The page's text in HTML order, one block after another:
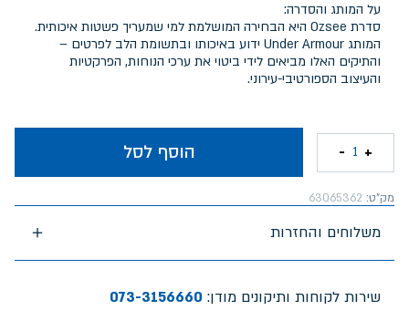
על המותג והסדרה:
סדרת Ozsee היא הבחירה המושלמת למי שמעריך פשטות איכותית.
המותג Under Armour ידוע באיכותו ובתשומת הלב לפרטים –
והתיקים האלו מביאים לידי ביטוי את ערכי הנוחות, הפרקטיות
והעיצוב הספורטיבי-עירוני.
הוסף לסל +
1
-
מק"ט: 63065362
משלוחים והחזרות
שירות לקוחות ותיקונים מודן: 073-3156660